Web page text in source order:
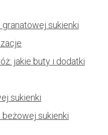
sukienki
jakie buty i dodatki
sukienki
sukienki